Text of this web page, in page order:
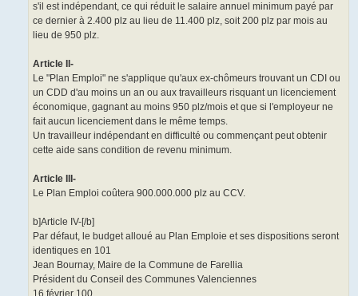
s'il est indépendant, ce qui réduit le salaire annuel minimum payé par
ce dernier à 2.400 plz au lieu de 11.400 plz, soit 200 plz par mois au
lieu de 950 plz.
Article II-
Le "Plan Emploi" ne s'applique qu'aux ex-chômeurs trouvant un CDI ou
un CDD d'au moins un an ou aux travailleurs risquant un licenciement
économique, gagnant au moins 950 plz/mois et que si l'employeur ne
fait aucun licenciement dans le même temps.
Un travailleur indépendant en difficulté ou commençant peut obtenir
cette aide sans condition de revenu minimum.
Article III-
Le Plan Emploi coûtera 900.000.000 plz au CCV.
b]Article IV-[/b]
Par défaut, le budget alloué au Plan Emploie et ses dispositions seront
identiques en 101
Jean Bournay, Maire de la Commune de Farellia
Président du Conseil des Communes Valenciennes